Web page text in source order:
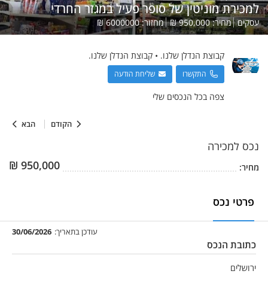
הקודם הבא
למכירת מוניטין של סופר פעיל במגזר החרדי
עסקים מחיר:950,000
₪ מחזור:6000000
₪
קבוצת הנדלן שלנו. • קבוצת הנדלן שלנו.
התקשרו שליחת הודעה
צפה בכל הנכסים שלי
נכס למכירה
מחיר: 950,000
₪
פרטי נכס
עודכן בתאריך: 30/06/2026
כתובת הנכס
ירושלים